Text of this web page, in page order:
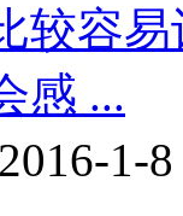
较容
感 ...
2016-1-